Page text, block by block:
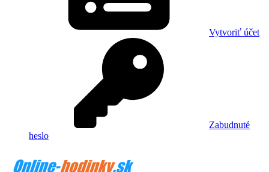
Vytvoriť účet
Zabudnuté
heslo